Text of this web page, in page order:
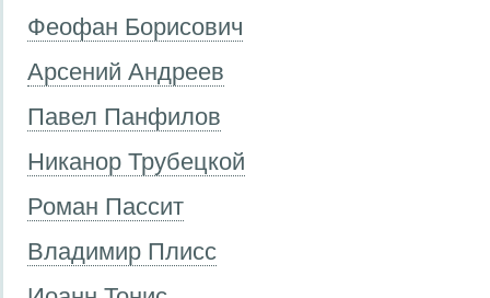
Феофан Борисович
Арсений Андреев
Павел Панфилов
Никанор Трубецкой
Роман Пассит
Владимир Плисс